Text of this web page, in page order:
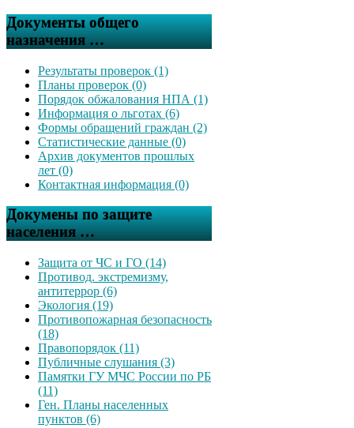
Документы общего
назначения …
Результаты проверок (1)
Планы проверок (0)
Порядок обжалования НПА (1)
Информация о льготах (6)
Формы обращений граждан (2)
Статистические данные (0)
Архив документов прошлых
лет (0)
Контактная информация (0)
Докумены по защите
населения …
Защита от ЧС и ГО (14)
Противод. экстремизму,
антитеррор (6)
Экология (19)
Противопожарная безопасность
(18)
Правопорядок (11)
Публичные слушания (3)
Памятки ГУ МЧС России по РБ
(11)
Ген. Планы населенных
пунктов (6)